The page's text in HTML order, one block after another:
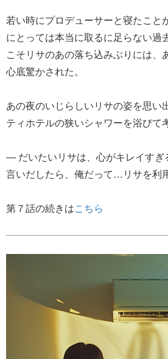
若い時にプロデューサーと寝たこ
にとっては本当に取るに足らない過
こそリサのあの落ち込みぶりには、
心底驚かされた。
あの夜のいじらしいリサの姿を思い
ティホテルの狭いシャワーを浴びて
― だいたいリサは、心がキレイすぎ
言いだしたら、俺だって…リサを利
第７話の続きはこちら